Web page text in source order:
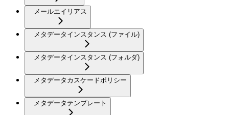
メールエイリアス
メタデータインスタンス (ファイル)
メタデータインスタンス (フォルダ)
メタデータカスケードポリシー
メタデータテンプレート